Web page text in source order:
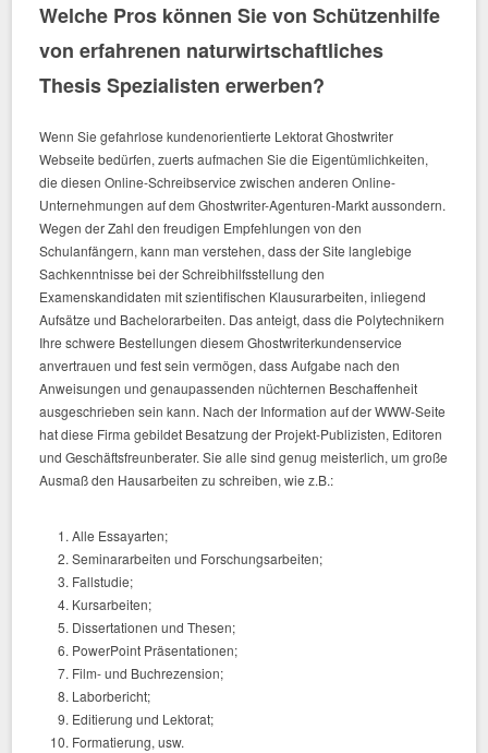
Welche Pros können Sie von Schützenhilfe
von erfahrenen naturwirtschaftliches
Thesis Spezialisten erwerben?
Wenn Sie gefahrlose kundenorientierte Lektorat Ghostwriter
Webseite bedürfen, zuerts aufmachen Sie die Eigentümlichkeiten,
die diesen Online-Schreibservice zwischen anderen Online-
Unternehmungen auf dem Ghostwriter-Agenturen-Markt aussondern.
Wegen der Zahl den freudigen Empfehlungen von den
Schulanfängern, kann man verstehen, dass der Site langlebige
Sachkenntnisse bei der Schreibhilfsstellung den
Examenskandidaten mit szientifischen Klausurarbeiten, inliegend
Aufsätze und Bachelorarbeiten. Das anteigt, dass die Polytechnikern
Ihre schwere Bestellungen diesem Ghostwriterkundenservice
anvertrauen und fest sein vermögen, dass Aufgabe nach den
Anweisungen und genaupassenden nüchternen Beschaffenheit
ausgeschrieben sein kann. Nach der Information auf der WWW-Seite
hat diese Firma gebildet Besatzung der Projekt-Publizisten, Editoren
und Geschäftsfreunberater. Sie alle sind genug meisterlich, um große
Ausmaß den Hausarbeiten zu schreiben, wie z.B.:
Alle Essayarten;
Seminararbeiten und Forschungsarbeiten;
Fallstudie;
Kursarbeiten;
Dissertationen und Thesen;
PowerPoint Präsentationen;
Film- und Buchrezension;
Laborbericht;
Editierung und Lektorat;
Formatierung, usw.